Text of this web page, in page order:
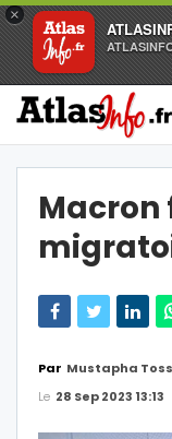
×
Macron
Par Mustapha
Le 28 Sep 2023 13:13